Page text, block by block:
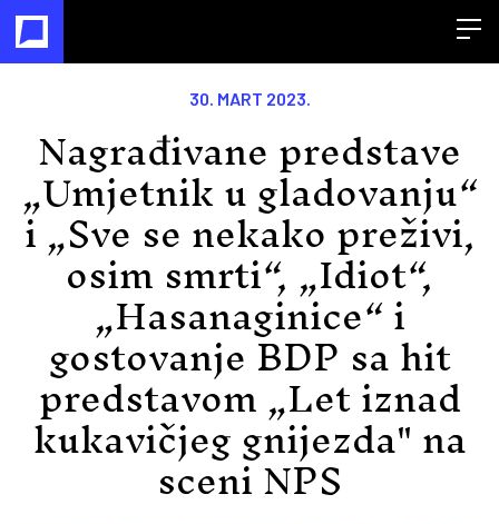
30. MART 2023.
Nagrađivane predstave
„Umjetnik u gladovanju“
i „Sve se nekako preživi,
osim smrti“, „Idiot“,
„Hasanaginice“ i
gostovanje BDP sa hit
predstavom „Let iznad
kukavičjeg gnijezda" na
sceni NPS